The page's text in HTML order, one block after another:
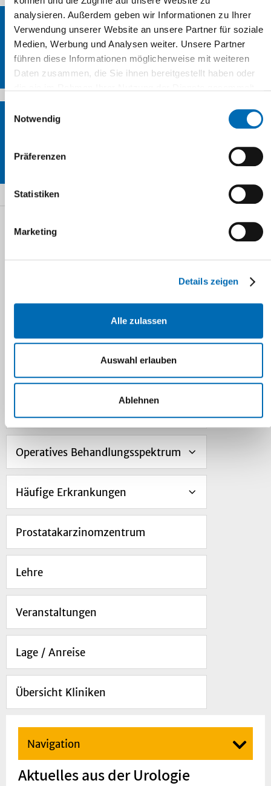
analysieren. Außerdem geben wir Informationen zu Ihrer
Verwendung unserer Website an unsere Partner für soziale
Medien, Werbung und Analysen weiter. Unsere Partner
führen diese Informationen möglicherweise mit weiteren
Daten zusammen, die Sie ihnen bereitgestellt haben oder
Notwendig
Präferenzen
Statistiken
Marketing
Details zeigen
Alle zulassen
Auswahl erlauben
Ablehnen
Publikationen
Veranstaltungen
Startseite
Patientenservice und
Operatives Behandlungsspektrum
Häufige Erkrankungen
Prostatakarzinomzentrum
Lehre
Veranstaltungen
Lage / Anreise
Übersicht Kliniken
Navigation
Aktuelles aus der Urologie